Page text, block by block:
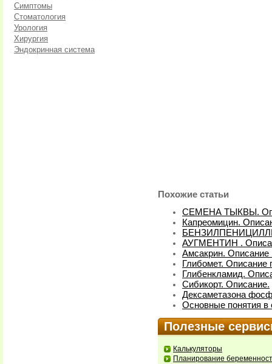
Симптомы
Стоматология
Урология
Хирургия
Эндокринная система
Похожие статьи
СЕМЕНА ТЫКВЫ.
Капреомицин.
АУГМЕНТИН .
Амсакрин. Описание
Глибомет. Описание
Глибенкламид.
Сибикорт. Описание.
Дексаметазона
Основные понятия в
Полезные
Калькуляторы
Планирование